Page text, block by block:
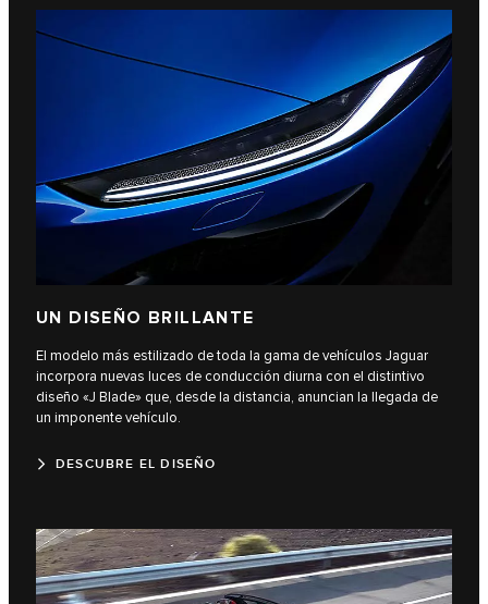
UN DISEÑO BRILLANTE
El modelo más estilizado de toda la gama de vehículos Jaguar
incorpora nuevas luces de conducción diurna con el distintivo
diseño «J Blade» que, desde la distancia, anuncian la llegada de
un imponente vehículo.
DESCUBRE EL DISEÑO